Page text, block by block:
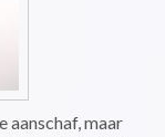
aanschaf, maar